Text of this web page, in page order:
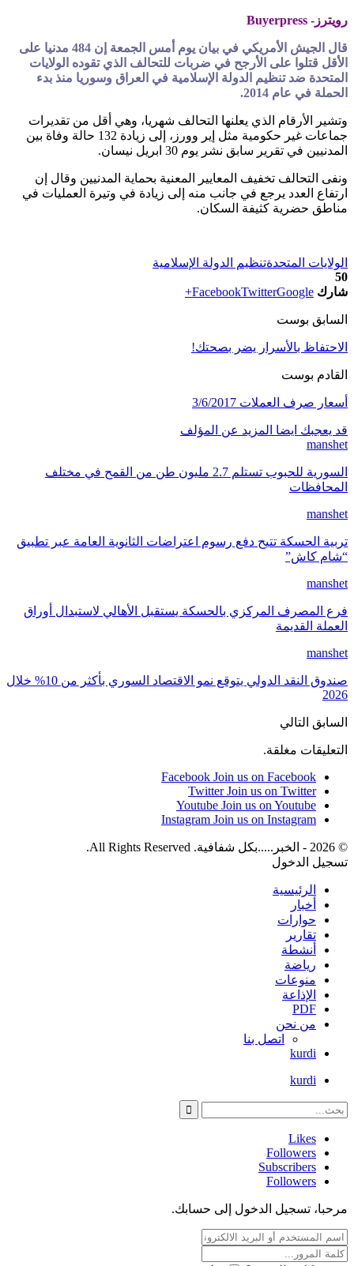
رويترز- Buyerpress
قال الجيش الأمريكي في بيان يوم أمس الجمعة إن 484 مدنيا على
الأقل قتلوا على الأرجح في ضربات للتحالف الذي تقوده الولايات
المتحدة ضد تنظيم الدولة الإسلامية في العراق وسوريا منذ بدء
الحملة في عام 2014.
وتشير الأرقام الذي يعلنها التحالف شهريا، وهي أقل من تقديرات
جماعات غير حكومية مثل إير وورز، إلى زيادة 132 حالة وفاة بين
المدنيين في تقرير سابق نشر يوم 30 ابريل نيسان.
ونفى التحالف تخفيف المعايير المعنية بحماية المدنيين وقال إن
ارتفاع العدد يرجع في جانب منه إلى زيادة في وتيرة العمليات في
مناطق حضرية كثيفة السكان.
الولايات المتحدةتنظيم الدولة الإسلامية
50
شارك
FacebookTwitterGoogle+
السابق بوست
الاحتفاظ بالأسرار يضر بصحتك!
القادم بوست
أسعار صرف العملات 3/6/2017
قد يعجبك ايضا المزيد عن المؤلف
manshet
السورية للحبوب تستلم 2.7 مليون طن من القمح في مختلف
المحافظات
manshet
تربية الحسكة تتيح دفع رسوم اعتراضات الثانوية العامة عبر تطبيق
“شام كاش”
manshet
فرع المصرف المركزي بالحسكة يستقبل الأهالي لاستبدال أوراق
العملة القديمة
manshet
صندوق النقد الدولي يتوقع نمو الاقتصاد السوري بأكثر من 10% خلال
2026
السابق التالي
التعليقات مغلقة.
Facebook Join us on Facebook
Twitter Join us on Twitter
Youtube Join us on Youtube
Instagram Join us on Instagram
© 2026 - الخبر.....بكل شفافية. All Rights Reserved.
تسجيل الدخول
الرئيسية
أخبار
حوارات
تقارير
أنشطة
رياضة
منوعات
الإذاعة
PDF
من نحن
اتصل بنا
kurdi
kurdi
Likes
Followers
Subscribers
Followers
مرحبا، تسجيل الدخول إلى حسابك.